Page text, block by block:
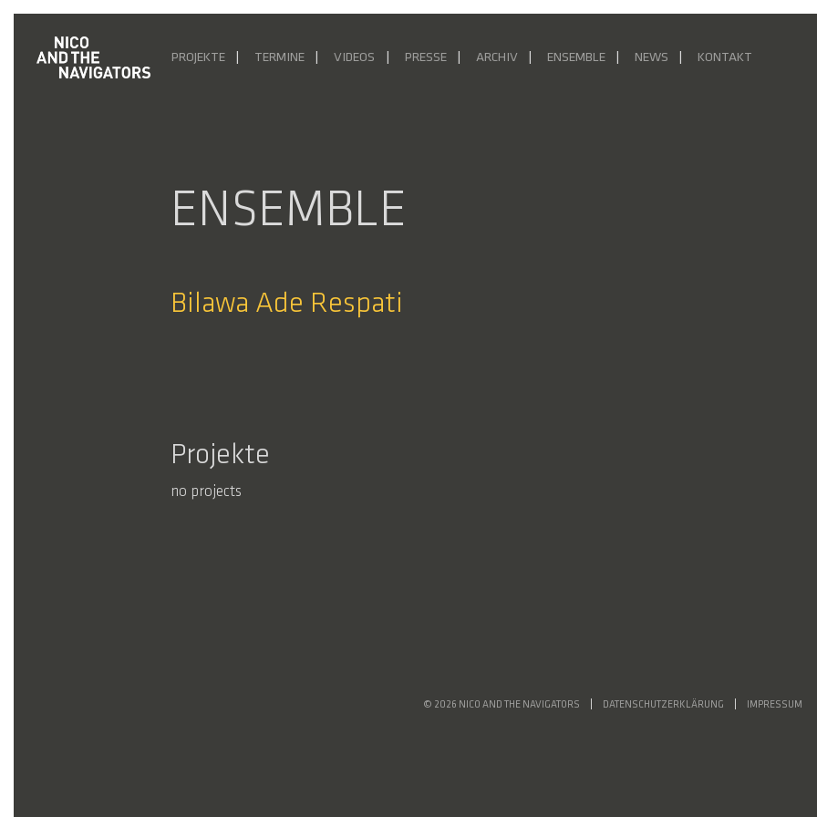
PROJEKTE TERMINE VIDEOS PRESSE ARCHIV ENSEMBLE NEWS KONTAKT
ENSEMBLE
Bilawa Ade Respati
Projekte
no projects
© 2026 NICO AND THE NAVIGATORS DATENSCHUTZERKLÄRUNG IMPRESSUM